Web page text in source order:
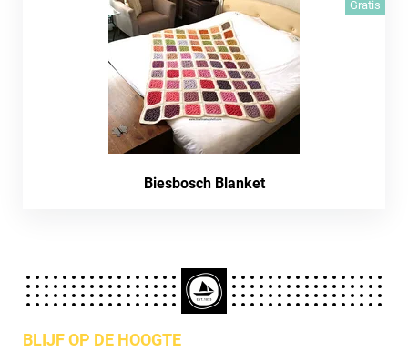
Gratis
Biesbosch Blanket
BLIJF OP DE HOOGTE